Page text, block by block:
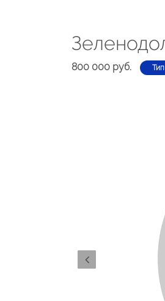
800 000 руб.